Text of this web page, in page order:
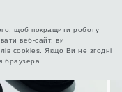
щоб покращити роботу
веб-сайт, ви
cookies. Якщо Ви не згодні
браузера.